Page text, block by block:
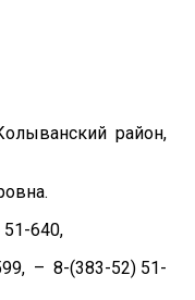
район,
640,
– 8-(383-52) 51-